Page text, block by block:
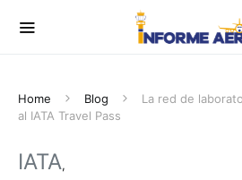
Home Blog
La red de
al IATA Travel Pass
IATA